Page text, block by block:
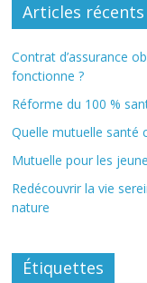
Articles récents
Contrat d’assurance
fonctionne ?
Réforme du 100 %
Quelle mutuelle santé
Mutuelle pour les
Redécouvrir la vie
nature
Étiquettes